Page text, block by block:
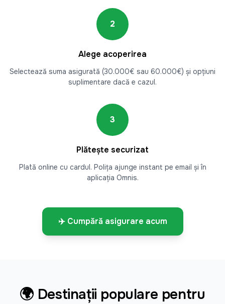
2
Alege acoperirea
Selectează suma asigurată (30.000€ sau 60.000€) și opțiuni
suplimentare dacă e cazul.
3
Plătește securizat
Plată online cu cardul. Polița ajunge instant pe email și în
aplicația Omnis.
✈️ Cumpără asigurare acum
🌍 Destinații populare pentru